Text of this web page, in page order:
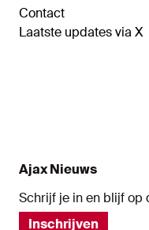
Contact
Laatste updates via X
Ajax Nieuws
Schrijf je in en blijf op
Inschrijven